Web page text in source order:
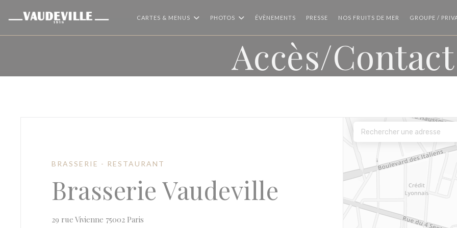
CARTES & MENUS PHOTOS ÉVÈNEMENTS PRESSE NOS FRUITS DE MER GROUPE /
Accès/Contact
BRASSERIE - RESTAURANT
Brasserie Vaudeville
29 rue Vivienne 75002 Paris